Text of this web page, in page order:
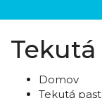
Domov
Tekutá